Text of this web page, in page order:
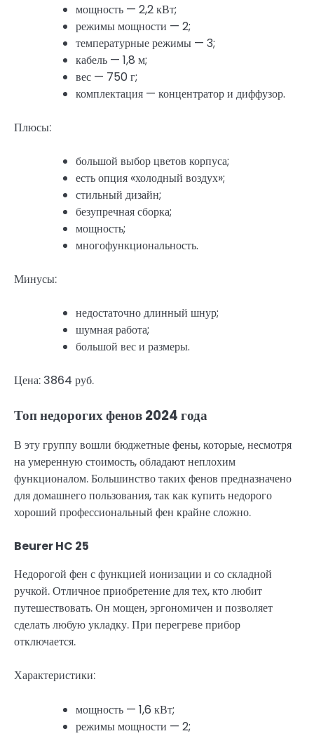
мощность — 2,2 кВт;
режимы мощности — 2;
температурные режимы — 3;
кабель — 1,8 м;
вес — 750 г;
комплектация — концентратор и диффузор.
Плюсы:
большой выбор цветов корпуса;
есть опция «холодный воздух»;
стильный дизайн;
безупречная сборка;
мощность;
многофункциональность.
Минусы:
недостаточно длинный шнур;
шумная работа;
большой вес и размеры.
Цена: 3864 руб.
Топ недорогих фенов 2024 года
В эту группу вошли бюджетные фены, которые, несмотря
на умеренную стоимость, обладают неплохим
функционалом. Большинство таких фенов предназначено
для домашнего пользования, так как купить недорого
хороший профессиональный фен крайне сложно.
Beurer HC 25
Недорогой фен с функцией ионизации и со складной
ручкой. Отличное приобретение для тех, кто любит
путешествовать. Он мощен, эргономичен и позволяет
сделать любую укладку. При перегреве прибор
отключается.
Характеристики:
мощность — 1,6 кВт;
режимы мощности — 2;